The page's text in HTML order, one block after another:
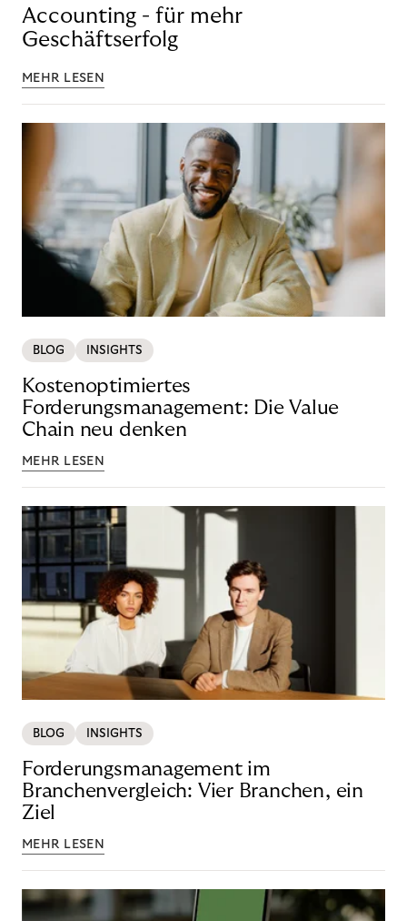
Accounting - für mehr
Geschäftserfolg
MEHR LESEN
BLOG INSIGHTS
Kostenoptimiertes
Forderungsmanagement: Die Value
Chain neu denken
MEHR LESEN
BLOG INSIGHTS
Forderungsmanagement im
Branchenvergleich: Vier Branchen, ein
Ziel
MEHR LESEN